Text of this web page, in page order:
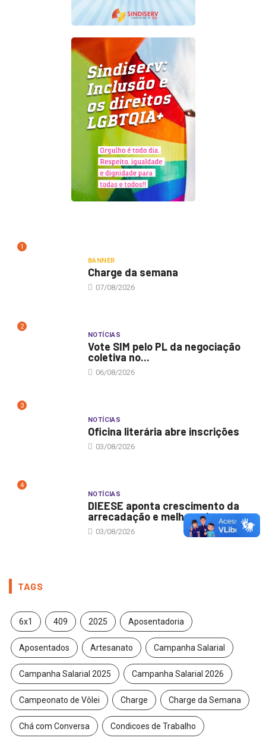
1
BANNER
Charge da semana
07/08/2026
2
NOTÍCIAS
Vote SIM pelo PL da negociação
coletiva no...
06/08/2026
3
NOTÍCIAS
Oficina literária abre inscrições
03/08/2026
4
NOTÍCIAS
DIEESE aponta crescimento da
arrecadação e melhora do...
03/08/2026
TAGS
6x1 409 2025 Aposentadoria
Aposentados Artesanato Campanha Salarial
Campanha Salarial 2025 Campanha Salarial 2026
Campeonato de Vôlei Charge Charge da Semana
Chá com Conversa Condicoes de Trabalho